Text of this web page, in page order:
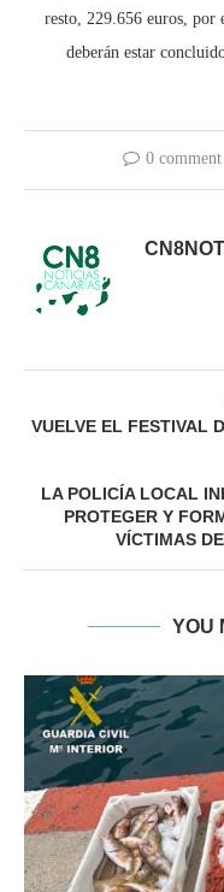
resto, 229.656 euros, por
deberán estar
0 comment
VUELVE EL FESTIVAL
LA POLICÍA LOCAL
PROTEGER Y
VÍCTIMAS
YOU